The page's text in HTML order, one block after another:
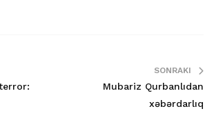
SONRAKI
Mubariz Qurbanlıdan
xəbərdarlıq